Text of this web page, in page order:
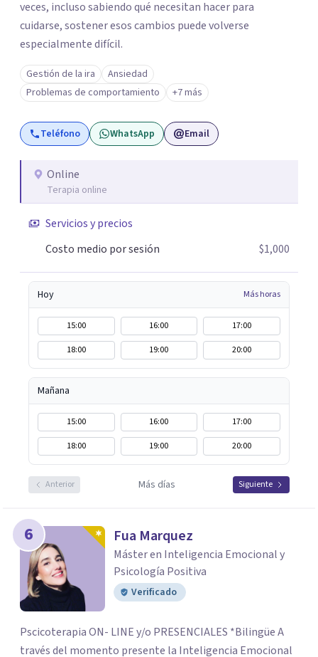
veces, incluso sabiendo qué necesitan hacer para
cuidarse, sostener esos cambios puede volverse
especialmente difícil.
Gestión de la ira
Ansiedad
Problemas de comportamiento
+7 más
Teléfono WhatsApp Email
Online
Terapia online
Servicios y precios
Costo medio por sesión
$1,000
Hoy Más horas
15:00 16:00
17:00
18:00
19:00 20:00
Mañana
15:00 16:00
17:00
18:00
19:00 20:00
Anterior Más días Siguiente
6 Fua Marquez
Máster en Inteligencia Emocional y
Psicología Positiva
Verificado
Pscicoterapia ON- LINE y/o PRESENCIALES *Bilingüe A
través del momento presente la Inteligencia Emocional